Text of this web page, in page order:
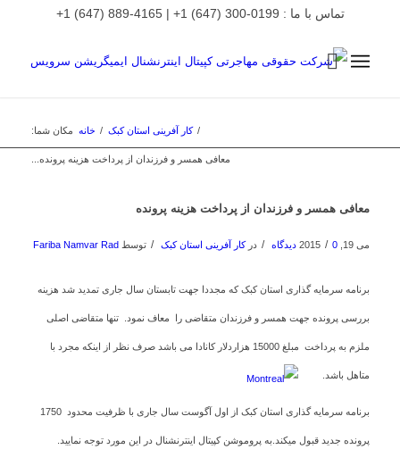
تماس با ما : 0199-300 (647) 1+ | 4165-889 (647) 1+
مکان شما: خانه / کار آفرینی استان کبک /
معافی همسر و فرزندان از پرداخت هزینه پرونده...
معافی همسر و فرزندان از پرداخت هزینه پرونده
می 19, 2015 / 0 دیدگاه / درکار آفرینی استان کبک / توسط Fariba Namvar Rad
برنامه سرمایه گذاری استان کبک که مجددا جهت تابستان سال جاری تمدید شد هزینه
بررسی پرونده جهت همسر و فرزندان متقاضی را معاف نمود. تنها متقاضی اصلی
ملزم به پرداخت مبلغ 15000 هزاردلار کانادا می باشد صرف نظر از اینکه مجرد با
متاهل باشد.
برنامه سرمایه گذاری استان کبک از اول آگوست سال جاری با ظرفیت محدود 1750
پرونده جدید قبول میکند.به پروموشن کپیتال اینترنشنال در این مورد توجه نمایید.